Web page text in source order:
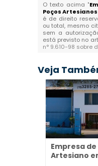
O texto acima "
Poços
é de direito
ou total, mesmo
sem a
está previsto no
n° 9.610-98 sobre
Veja
Empresa
Artesiano